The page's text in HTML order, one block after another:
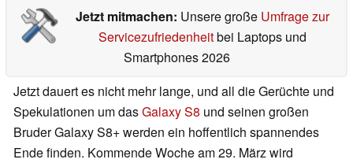
Jetzt mitmachen: Unsere große Umfrage zur
Servicezufriedenheitbei Laptops und
Smartphones 2026
Jetzt dauert es nicht mehr lange, und all die Gerüchte und
Spekulationen um dasGalaxy S8 und seinen großen
Bruder Galaxy S8+ werden ein hoffentlich spannendes
Ende finden. Kommende Woche am 29. März wird